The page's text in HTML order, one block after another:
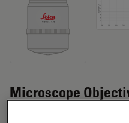
Microscope